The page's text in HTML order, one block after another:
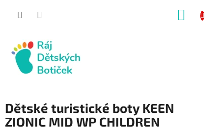
Dětské turistické boty KEEN
ZIONIC MID WP CHILDREN